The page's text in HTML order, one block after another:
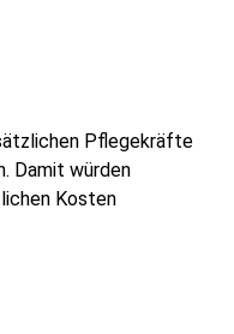
Pflegekräfte
Damit würden
Kosten